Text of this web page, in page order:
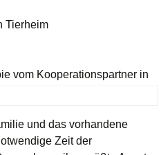
Hilfe für Katzenhalter
Tierheim
vom Kooperationspartner in
und das vorhandene
Zeit der